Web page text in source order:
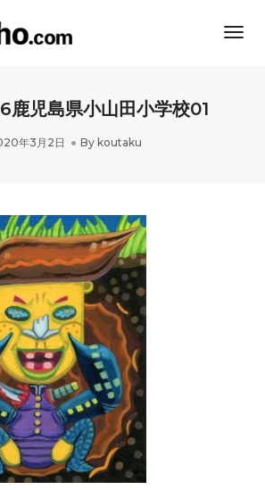
児島県小山田小学校01
年3月2日 By koutaku